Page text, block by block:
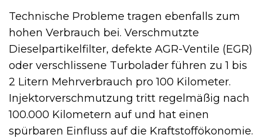
Technische Probleme tragen ebenfalls zum
hohen Verbrauch bei. Verschmutzte
Dieselpartikelfilter, defekte AGR-Ventile (EGR)
oder verschlissene Turbolader führen zu 1 bis
2 Litern Mehrverbrauch pro 100 Kilometer.
Injektorverschmutzung tritt regelmäßig nach
100.000 Kilometern auf und hat einen
spürbaren Einfluss auf die Kraftstoffökonomie.